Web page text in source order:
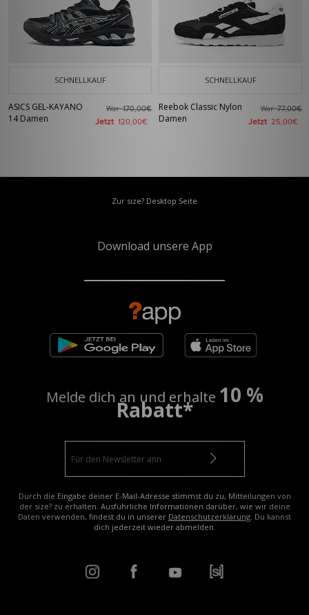
SCHNELLKAUF
ASICS GEL-KAYANO
14 Damen
War170,00€
Jetzt 120,00€
SCHNELLKAUF
Reebok Classic Nylon
Damen
War77,00€
Jetzt 25,00€
Zur size? Desktop Seite
Download unsere App
Melde dich an und erhalte 10 %
Rabatt*
Durch die Eingabe deiner E-Mail-Adresse stimmst du zu, Mitteilungen von
der size? zu erhalten. Ausführliche Informationen darüber, wie wir deine
Daten verwenden, findest du in unserer Datenschutzerklärung. Du kannst
dich jederzeit wieder abmelden.